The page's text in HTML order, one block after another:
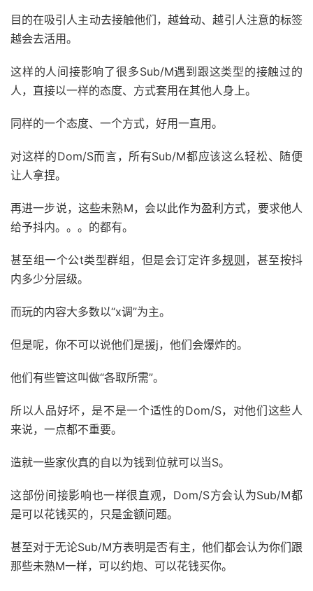
目的在吸引人主动去接触他们，越耸动、越引人注意的标签
越会去活用。
这样的人间接影响了很多Sub/M遇到跟这类型的接触过的
人，直接以一样的态度、方式套用在其他人身上。
同样的一个态度、一个方式，好用一直用。
对这样的Dom/S而言，所有Sub/M都应该这么轻松、随便
让人拿捏。
再进一步说，这些未熟M，会以此作为盈利方式，要求他人
给予抖内。。。的都有。
甚至组一个公t类型群组，但是会订定许多规则 ，甚至按抖
内多少分层级。
而玩的内容大多数以“x调”为主。
但是呢，你不可以说他们是援j，他们会爆炸的。
他们有些管这叫做“各取所需”。
所以人品好坏，是不是一个适性的Dom/S，对他们这些人
来说，一点都不重要。
造就一些家伙真的自以为钱到位就可以当S。
这部份间接影响也一样很直观，Dom/S方会认为Sub/M都
是可以花钱买的，只是金额问题。
甚至对于无论Sub/M方表明是否有主，他们都会认为你们跟
那些未熟M一样，可以约炮、可以花钱买你。